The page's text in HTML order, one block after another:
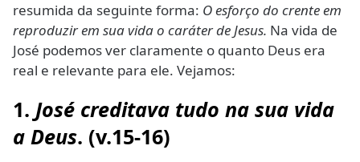
resumida da seguinte forma: O esforço do crente em
reproduzir em sua vida o caráter de Jesus. Na vida de
José podemos ver claramente o quanto Deus era
real e relevante para ele. Vejamos:
1. José creditava tudo na sua vida
a Deus. (v.15-16)